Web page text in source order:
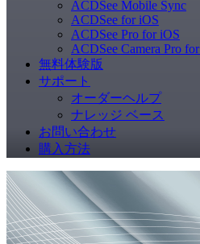
ACDSee Mobile Sync
ACDSee for iOS
ACDSee Pro for iOS
ACDSee Camera Pro
無料体験版
サポート
オーダーヘルプ
ナレッジ ベース
お問い合わせ
購入方法